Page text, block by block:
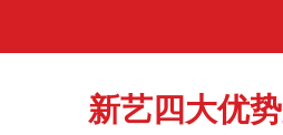
新艺四大优